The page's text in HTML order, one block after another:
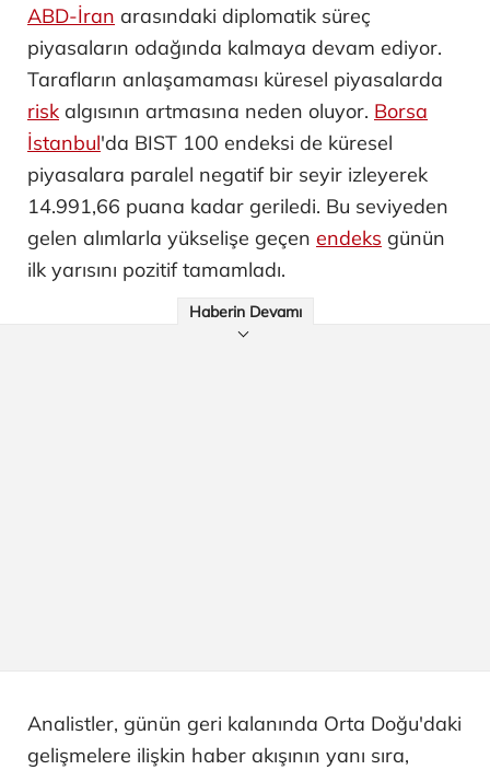
ABD-İran arasındaki diplomatik süreç
piyasaların odağında kalmaya devam ediyor.
Tarafların anlaşamaması küresel piyasalarda
risk algısının artmasına neden oluyor. Borsa
İstanbul'da BIST 100 endeksi de küresel
piyasalara paralel negatif bir seyir izleyerek
14.991,66 puana kadar geriledi. Bu seviyeden
gelen alımlarla yükselişe geçen endeks günün
ilk yarısını pozitif tamamladı.
Haberin Devamı
Analistler, günün geri kalanında Orta Doğu'daki
gelişmelere ilişkin haber akışının yanı sıra,